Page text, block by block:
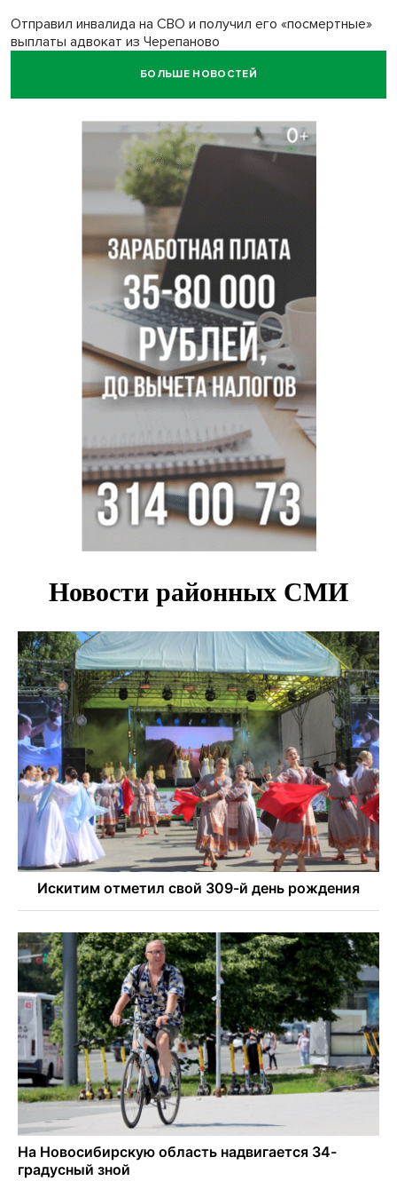
Отправил инвалида на СВО и получил его «посмертные»
выплаты адвокат из Черепаново
Андрей Травников поздравил новосибирцев с
Ученики новосибирского лицея победили в
Международной олимпиаде по ИИ
Остановку электричек о.п. Радуга Сибири начали строить
в Новосибирске
Транспортная прокуратура проверит S7 после инцидента
в аэропорту Норильска
БОЛЬШЕ НОВОСТЕЙ